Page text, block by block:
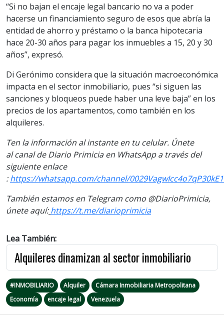
“Si no bajan el encaje legal bancario no va a poder
hacerse un financiamiento seguro de esos que abría la
entidad de ahorro y préstamo o la banca hipotecaria
hace 20-30 años para pagar los inmuebles a 15, 20 y 30
años”, expresó.
Di Gerónimo considera que la situación macroeconómica
impacta en el sector inmobiliario, pues “si siguen las
sanciones y bloqueos puede haber una leve baja” en los
precios de los apartamentos, como también en los
alquileres.
Ten la información al instante en tu celular. Únete
al canal de Diario Primicia en WhatsApp a través del
siguiente enlace
: https://whatsapp.com/channel/
También estamos en Telegram como @DiarioPrimicia,
únete aquí: https://t.me/diarioprimicia
Lea También:
Alquileres dinamizan al sector inmobiliario
#INMOBILIARIO Alquiler
Cámara Inmobiliaria Metropolitana
Economía
encaje legal Venezuela